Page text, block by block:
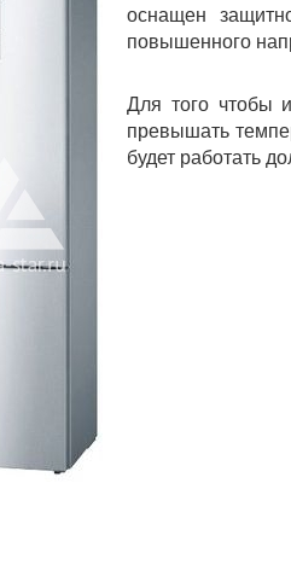
оснащен
повышенного
Для того чтобы
превышать
будет работать